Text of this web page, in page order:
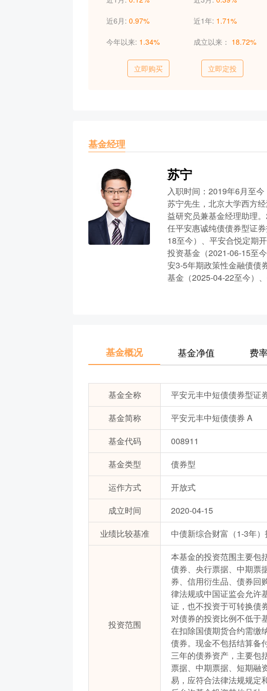
近6月: 0.97% 近1年: 1.71%
今年以来: 1.34% 成立以来： 18.72%
立即购买
立即定投
基金经理
苏宁
入职时间：2019年6月至今
苏宁先生，北京大学西方
益研究员兼基金经理助理
任平安惠诚纯债债券型证
18至今）、平安合悦定期
投资基金（2021-06-15至
安3-5年期政策性金融债债
基金（2025-04-22至今）
基金概况 基金净值 费
基金全称
平安元丰中短债债券型证
基金简称
平安元丰中短债债券 A
基金代码
008911
基金类型
债券型
运作方式
开放式
成立时间
2020-04-15
业绩比较基准
中债新综合财富（1-3年
投资范围
本基金的投资范围主要包
债券、央行票据、中期票
券、信用衍生品、债券回
律法规或中国证监会允许
证，也不投资于可转换债
对债券的投资比例不低于
在扣除国债期货合约需缴
债券。现金不包括结算备
三年的债券资产，主要包
票据、中期票据、短期融
易，应符合法律法规规定